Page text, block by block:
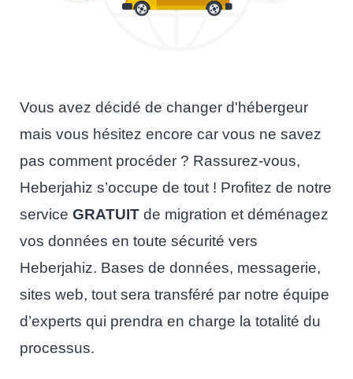
Vous avez décidé de changer d'hébergeur
mais vous hésitez encore car vous ne savez
pas comment procéder ? Rassurez-vous,
Heberjahiz s’occupe de tout ! Profitez de notre
service GRATUIT de migration et déménagez
vos données en toute sécurité vers
Heberjahiz. Bases de données, messagerie,
sites web, tout sera transféré par notre équipe
d’experts qui prendra en charge la totalité du
processus.